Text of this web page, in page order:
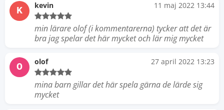
K kevin 11 maj 2022 13:44
min lärare olof (i kommentarerna) tycker att det är
bra jag spelar det här mycket och lär mig mycket
O olof 27 april 2022 13:23
mina barn gillar det här spela gärna de lärde sig
mycket